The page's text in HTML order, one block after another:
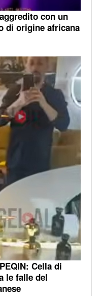
con un
di origine africana
Cella di
le falle del